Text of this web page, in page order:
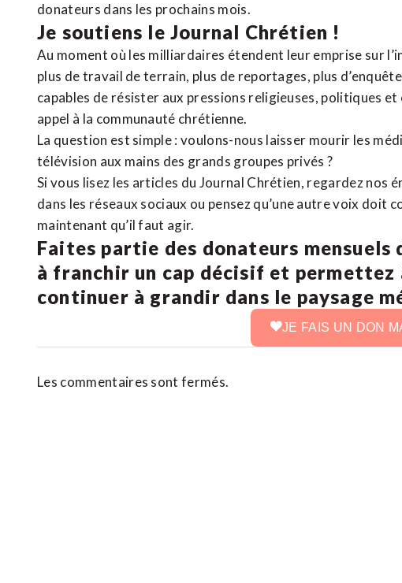
donateurs dans les prochains mois.
Je soutiens le Journal Chrétien !
Au moment où les milliardaires étendent leur emprise sur
plus de travail de terrain, plus de reportages, plus
capables de résister aux pressions religieuses, politiques et
appel à la communauté chrétienne.
La question est simple : voulons-nous laisser mourir les
télévision aux mains des grands groupes privés ?
Si vous lisez les articles du Journal Chrétien, regardez nos
dans les réseaux sociaux ou pensez qu’une autre voix doit
maintenant qu’il faut agir.
Faites partie des donateurs mensuels
à franchir un cap décisif et permettez
continuer à grandir dans le paysage
JE FAIS UN DON
Les commentaires sont fermés.